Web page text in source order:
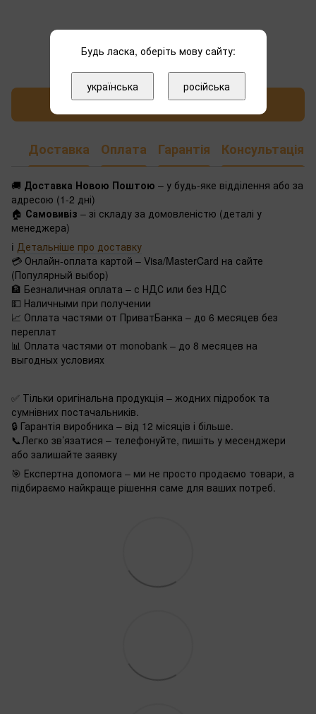
Додайте перший відгук
Написати відгук
Доставка Оплата Гарантія Консультація
🚚 Доставка Новою Поштою – у будь-яке відділення або за
адресою (1-2 дні)
🏠 Самовивіз – зі складу за домовленістю (деталі у
менеджера)
ℹ️ Детальніше про доставку
💳 Онлайн-оплата картой – Visa/MasterCard на сайте
(Популярный выбор)
🏦 Безналичная оплата – с НДС или без НДС
💵 Наличными при получении
📈 Оплата частями от ПриватБанка – до 6 месяцев без
переплат
📊 Оплата частями от monobank – до 8 месяцев на
выгодных условиях
✅ Тільки оригінальна продукція – жодних підробок та
сумнівних постачальників.
🔒 Гарантія виробника – від 12 місяців і більше.
📞Легко зв’язатися – телефонуйте, пишіть у месенджери
або залишайте заявку
🎯 Експертна допомога – ми не просто продаємо товари, а
підбираємо найкраще рішення саме для ваших потреб.
Будь ласка, оберіть мову сайту:
українська російська